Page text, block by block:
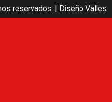
reservados. | Diseño Valles